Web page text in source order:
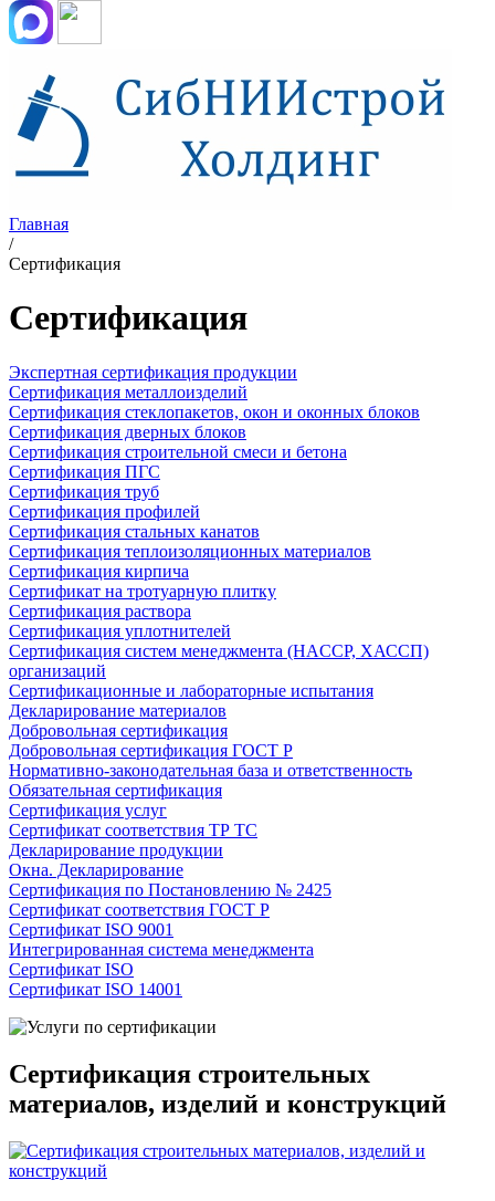
Главная
/
Сертификация
Сертификация
Экспертная сертификация продукции
Сертификация металлоизделий
Сертификация стеклопакетов, окон и оконных блоков
Сертификация дверных блоков
Сертификация строительной смеси и бетона
Сертификация ПГС
Сертификация труб
Сертификация профилей
Сертификация стальных канатов
Сертификация теплоизоляционных материалов
Сертификация кирпича
Сертификат на тротуарную плитку
Сертификация раствора
Сертификация уплотнителей
Сертификация систем менеджмента (HACCP, ХАССП)
организаций
Сертификационные и лабораторные испытания
Декларирование материалов
Добровольная сертификация
Добровольная сертификация ГОСТ Р
Нормативно-законодательная база и ответственность
Обязательная сертификация
Сертификация услуг
Сертификат соответствия ТР ТС
Декларирование продукции
Окна. Декларирование
Сертификация по Постановлению № 2425
Сертификат соответствия ГОСТ Р
Сертификат ISO 9001
Интегрированная система менеджмента
Сертификат ISO
Сертификат ISO 14001
Сертификация строительных
материалов, изделий и конструкций